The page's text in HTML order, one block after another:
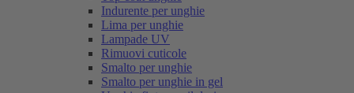
Indurente per unghie
Lima per unghie
Lampade UV
Rimuovi cuticole
Smalto per unghie
Smalto per unghie in gel